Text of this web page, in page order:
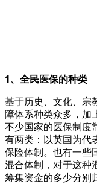
1、全民医保的种类
基于历史、文化、宗
障体系种类众多，加
不少国家的医保制度
有两类：以英国为代
保险体制。也有一些
混合体制，对于这种
筹集资金的多少分别